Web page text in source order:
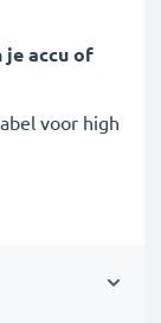
je accu of
voor high